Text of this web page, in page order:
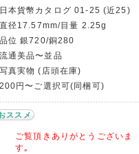
本貨幣カタログ 01-25 (近25)
径17.57mm/目量 2.25g
位 銀720/銅280
通美品〜並品
真実物 (店頭在庫)
円〜ご選択可(同梱可)
ススメ
ご覧頂きありがとうございま
す｡